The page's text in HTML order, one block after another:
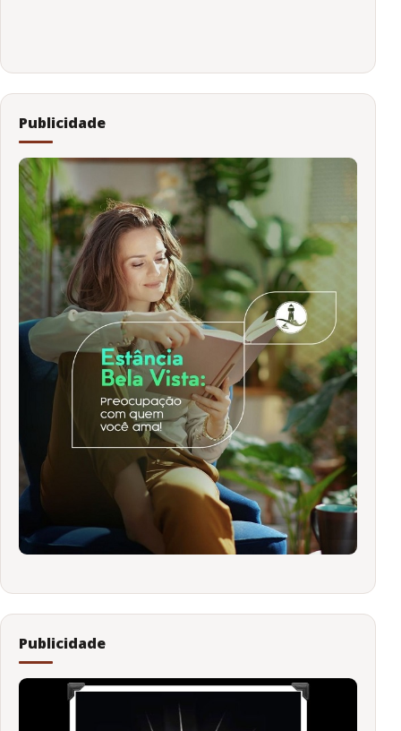
Publicidade
Publicidade